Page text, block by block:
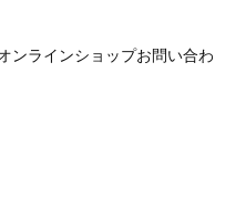
ンラインショップお問い合わ